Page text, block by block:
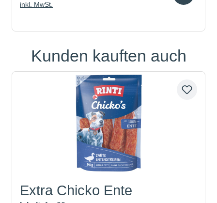
inkl. MwSt.
Produktgalerie überspringen
Kunden kauften auch
Extra Chicko Ente